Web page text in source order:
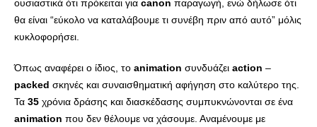
ουσιαστικά ότι πρόκειται για canon παραγωγή, ενώ δήλωσε ότι
θα είναι “εύκολο να καταλάβουμε τι συνέβη πριν από αυτό” μόλις
κυκλοφορήσει.
Όπως αναφέρει ο ίδιος, το animation συνδυάζει action –
packed σκηνές και συναισθηματική αφήγηση στο καλύτερο της.
Τα 35 χρόνια δράσης και διασκέδασης συμπυκνώνονται σε ένα
animation που δεν θέλουμε να χάσουμε. Αναμένουμε με